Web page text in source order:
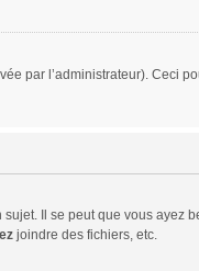
par l’administrateur). Ceci
Il se peut que vous
joindre des fichiers, etc.